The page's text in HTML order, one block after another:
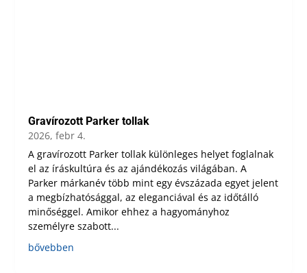
Gravírozott Parker tollak
2026, febr 4.
A gravírozott Parker tollak különleges helyet foglalnak
el az íráskultúra és az ajándékozás világában. A
Parker márkanév több mint egy évszázada egyet jelent
a megbízhatósággal, az eleganciával és az időtálló
minőséggel. Amikor ehhez a hagyományhoz
személyre szabott...
bővebben